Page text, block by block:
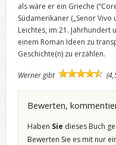
als wäre er ein Grieche
Südamerikaner („Senor Vivo
Leichtes, im 21.
einem Roman Ideen zu
Geschichte(n) zu erzählen.
Werner gibt
Bewerten,
Haben Sie dieses Buch
Bewerten Sie es mit nur